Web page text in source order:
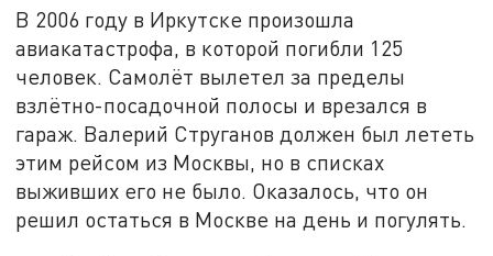
В 2006 году в Иркутске произошла
авиакатастрофа, в которой погибли 125
человек. Самолёт вылетел за пределы
взлётно-посадочной полосы и врезался в
гараж. Валерий Струганов должен был лететь
этим рейсом из Москвы, но в списках
выживших его не было. Оказалось, что он
решил остаться в Москве на день и погулять.